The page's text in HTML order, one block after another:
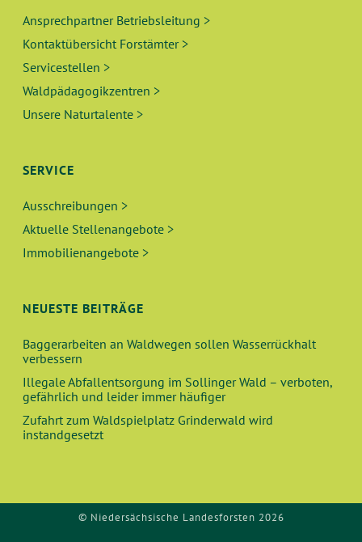
Ansprechpartner Betriebsleitung >
Kontaktübersicht Forstämter >
Servicestellen >
Waldpädagogikzentren >
Unsere Naturtalente >
SERVICE
Ausschreibungen >
Aktuelle Stellenangebote >
Immobilienangebote >
NEUESTE BEITRÄGE
Baggerarbeiten an Waldwegen sollen Wasserrückhalt
verbessern
Illegale Abfallentsorgung im Sollinger Wald – verboten,
gefährlich und leider immer häufiger
Zufahrt zum Waldspielplatz Grinderwald wird
instandgesetzt
© Niedersächsische Landesforsten 2026